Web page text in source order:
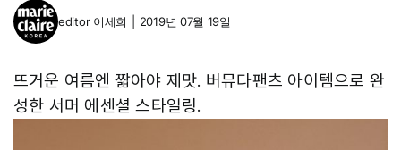
editor 이세희 2019년 07월 19일
뜨거운 여름엔 짧아야 제맛. 버뮤다팬츠 아이템으로 완
성한 서머 에센셜 스타일링.